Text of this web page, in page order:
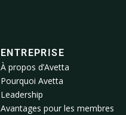
ENTREPRISE
À propos d’Avetta
Pourquoi Avetta
Leadership
Avantages pour les membres